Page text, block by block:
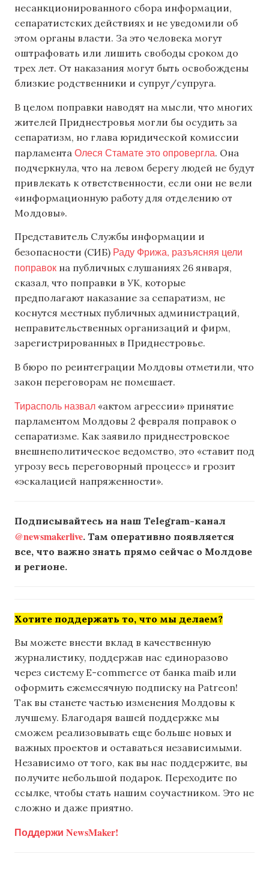
несанкционированного сбора информации,
сепаратистских действиях и не уведомили об
этом органы власти. За это человека могут
оштрафовать или лишить свободы сроком до
трех лет. От наказания могут быть освобождены
близкие родственники и супруг/супруга.
В целом поправки наводят на мысли, что многих
жителей Приднестровья могли бы осудить за
сепаратизм, но глава юридической комиссии
парламента Олеся Стамате это опровергла. Она
подчеркнула, что на левом берегу людей не будут
привлекать к ответственности, если они не вели
«информационную работу для отделению от
Молдовы».
Представитель Службы информации и
безопасности (СИБ) Раду Фрижа, разъясняя цели
поправок на публичных слушаниях 26 января,
сказал, что поправки в УК, которые
предполагают наказание за сепаратизм, не
коснутся местных публичных администраций,
неправительственных организаций и фирм,
зарегистрированных в Приднестровье.
В бюро по реинтеграции Молдовы отметили, что
закон переговорам не помешает.
Тирасполь назвал «актом агрессии» принятие
парламентом Молдовы 2 февраля поправок о
сепаратизме. Как заявило приднестровское
внешнеполитическое ведомство, это «ставит под
угрозу весь переговорный процесс» и грозит
«эскалацией напряженности».
Подписывайтесь на наш Telegram-канал
@newsmakerlive. Там оперативно появляется
все, что важно знать прямо сейчас о Молдове
и регионе.
Хотите поддержать то, что мы делаем?
Вы можете внести вклад в качественную
журналистику, поддержав нас единоразово
через систему E-commerce от банка maib или
оформить ежемесячную подписку на Patreon!
Так вы станете частью изменения Молдовы к
лучшему. Благодаря вашей поддержке мы
сможем реализовывать еще больше новых и
важных проектов и оставаться независимыми.
Независимо от того, как вы нас поддержите, вы
получите небольшой подарок. Переходите по
ссылке, чтобы стать нашим соучастником. Это не
сложно и даже приятно.
Поддержи NewsMaker!